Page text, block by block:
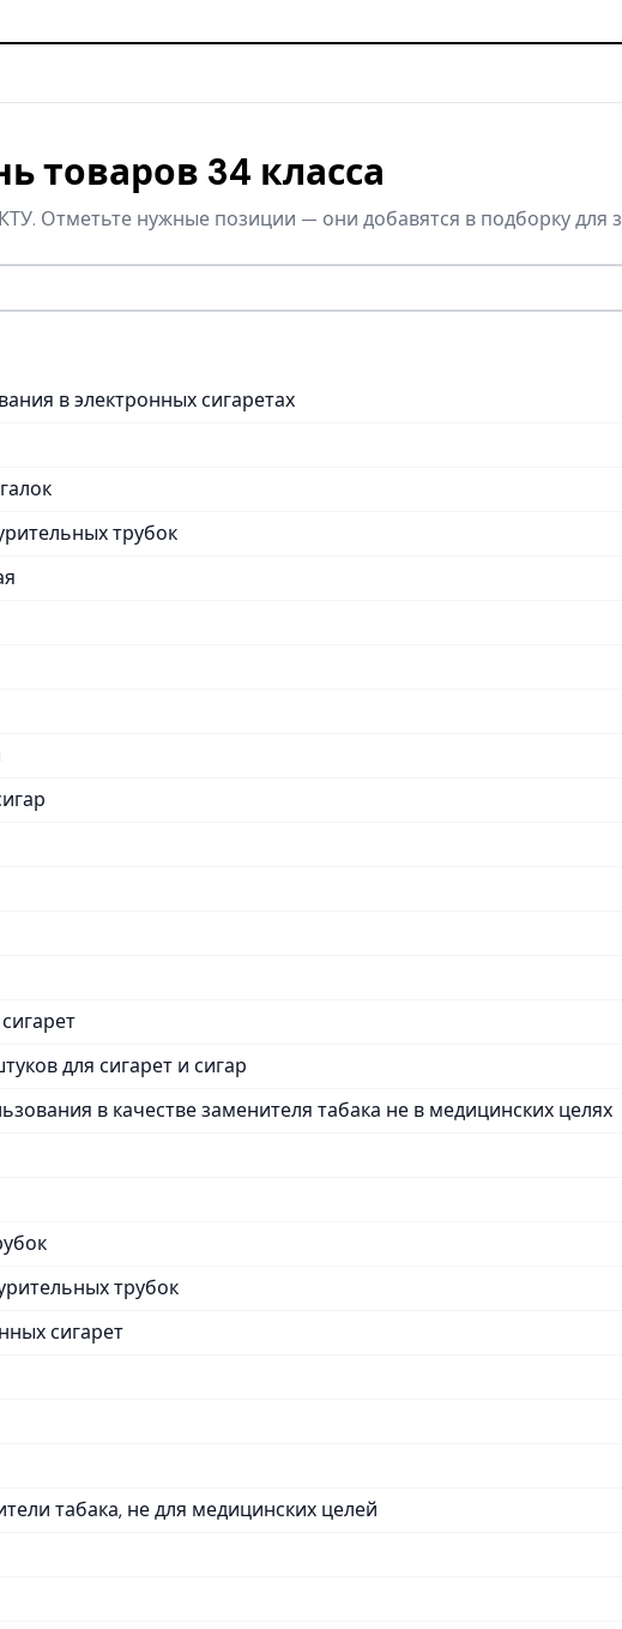
товаров 34 класса
Отметьте нужные позиции — они добавятся в подборку для
в электронных сигаретах
трубок
для сигарет и сигар
в качестве заменителя табака не в медицинских целях
трубок
сигарет
табака, не для медицинских целей